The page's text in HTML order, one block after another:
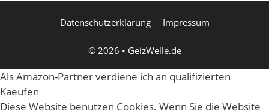
Datenschutzerklärung Impressum
© 2026 • GeizWelle.de
Als Amazon-Partner verdiene ich an qualifizierten
Kaeufen
Diese Website benutzen Cookies. Wenn Sie die Website